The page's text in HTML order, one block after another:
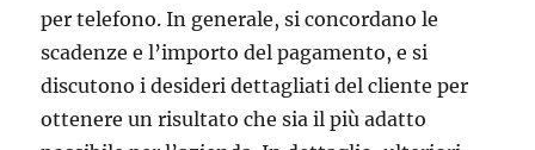
per telefono. In generale, si concordano le
scadenze e l’importo del pagamento, e si
discutono i desideri dettagliati del cliente per
ottenere un risultato che sia il più adatto